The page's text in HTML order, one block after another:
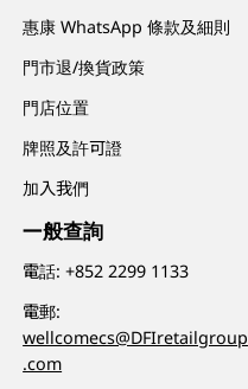
惠康 WhatsApp 條款及細則
門市退/換貨政策
門店位置
牌照及許可證
加入我們
一般查詢
電話:+852 2299 1133
電郵:
wellcomecs@DFIretailgroup
.com